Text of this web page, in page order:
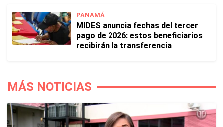
PANAMÁ
MIDES anuncia fechas del tercer
pago de 2026: estos beneficiarios
recibirán la transferencia
MÁS NOTICIAS